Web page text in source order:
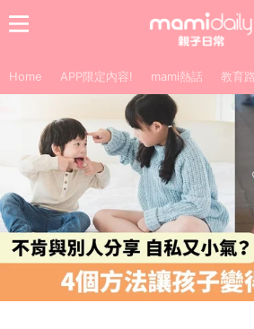
Home APP限定內容! mami熱話 教育路